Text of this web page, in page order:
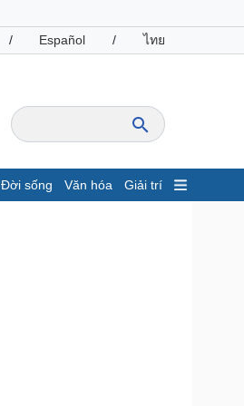
/ Español / ไทย
Đời sống Văn hóa Giải trí